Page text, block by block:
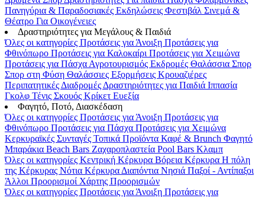
Πανηγύρια & Παραδοσιακές Εκδηλώσεις Φεστιβάλ Σινεμά &
Θέατρο Για Οικογένειες
Δραστηριότητες για Μεγάλους & Παιδιά
Όλες οι κατηγορίες Προτάσεις για Άνοιξη Προτάσεις για
Φθινόπωρο Προτάσεις για Καλοκαίρι Προτάσεις για Χειμώνα
Προτάσεις για Πάσχα Αγροτουρισμός Εκδρομές Θαλάσσια Σπορ
Σπορ στη Φύση Θαλάσσιες Εξορμήσεις Κρουαζιέρες
Περιπατητικές Διαδρομές Δραστηριότητες για Παιδιά Ιππασία
Γκολφ Τένις Σκουός Κρίκετ Ευεξία
Φαγητό, Ποτό, Διασκέδαση
Όλες οι κατηγορίες Προτάσεις για Άνοιξη Προτάσεις για
Φθινόπωρο Προτάσεις για Πάσχα Προτάσεις για Χειμώνα
Κερκυραϊκές Συνταγές Τοπικά Προϊόντα Καφέ & Brunch Φαγητό
Μπαράκια Beach Bars Ζαχαροπλαστεία Pool Bars Κλαμπ
Όλες οι κατηγορίες Κεντρική Κέρκυρα Βόρεια Κέρκυρα Η πόλη
της Κέρκυρας Νότια Κέρκυρα Διαπόντια Νησιά Παξοί - Αντίπαξοι
Άλλοι Προορισμοί Χάρτης Προορισμών
Όλες οι κατηγορίες Προτάσεις για Άνοιξη Προτάσεις για